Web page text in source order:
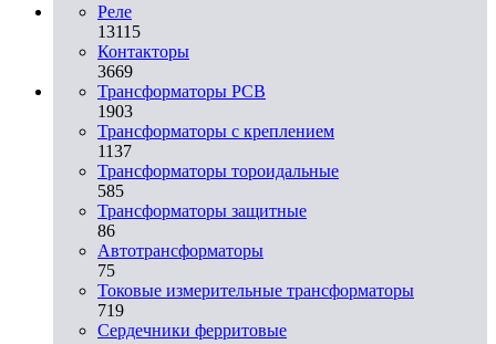
Реле
13115
Контакторы
3669
Трансформаторы PCB
1903
Трансформаторы с креплением
1137
Трансформаторы тороидальные
585
Трансформаторы защитные
86
Автотрансформаторы
75
Токовые измерительные трансформаторы
719
Сердечники ферритовые